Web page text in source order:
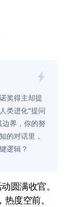
奖得主却提
类进化“提问
界，你的努
的对话里，
逻辑？
度空前。